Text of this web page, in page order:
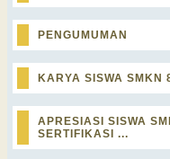
PENGUMUMAN
KARYA SISWA SMKN
APRESIASI SISWA
SERTIFIKASI ...